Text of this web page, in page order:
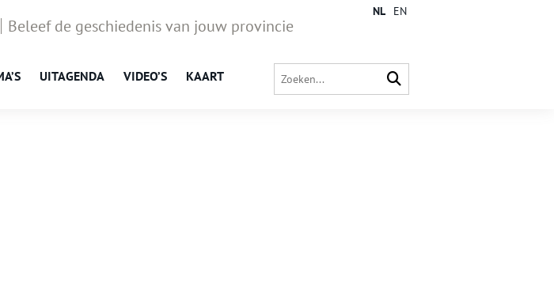
Beleef de geschiedenis van jouw provincie
UITAGENDA VIDEO’S KAART
NL EN